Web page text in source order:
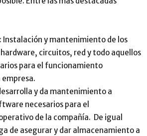
: Instalación y mantenimiento de los
circuitos, red y todo aquellos
para el funcionamiento
y da mantenimiento a
necesarios para el
de la compañía. De igual
de asegurar y dar almacenamiento a